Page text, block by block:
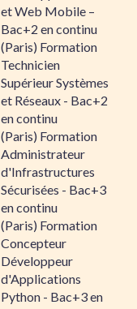
et Web Mobile –
Bac+2 en continu
(Paris) Formation
Technicien
Supérieur Systèmes
et Réseaux - Bac+2
en continu
(Paris) Formation
Administrateur
d'Infrastructures
Sécurisées - Bac+3
en continu
(Paris) Formation
Concepteur
Développeur
d'Applications
Python - Bac+3 en